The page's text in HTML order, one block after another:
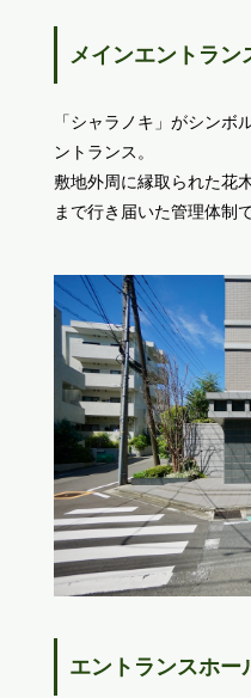
メインエントラン
「シャラノキ」がシンボ
ントランス。
敷地外周に縁取られた花
まで行き届いた管理体制
エントランスホー